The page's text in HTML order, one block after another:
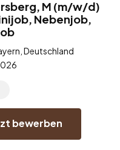
M (m/w/d)
Nebenjob,
Deutschland
bewerben